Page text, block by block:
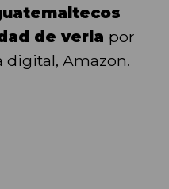
de verla por
digital, Amazon.